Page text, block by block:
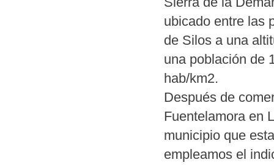
ubicado entre las
de Silos a una
una población de
hab/km2.
Después de
Fuentelamora en
municipio que
empleamos el